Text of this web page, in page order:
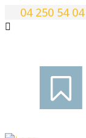
04 250 54 04